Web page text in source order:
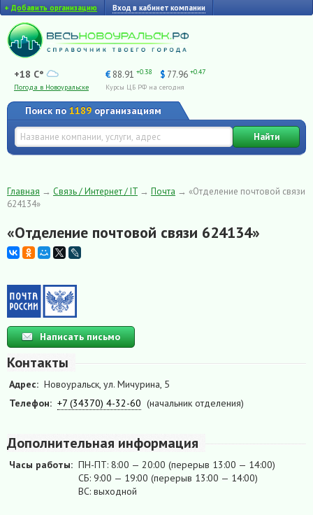
+ Добавить организацию Вход в кабинет компании
+18 C°
Погода в Новоуральске
€ 88.91 +0.38 $ 77.96 +0.47
Курсы ЦБ РФ на сегодня
Поиск по 1189 организациям
Найти
Главная → Связь / Интернет / IT → Почта → «Отделение почтовой связи
624134»
«Отделение почтовой связи 624134»
Написать письмо
Контакты
Адрес: Новоуральск, ул. Мичурина, 5
Телефон: +7 (34370) 4-32-60 (начальник отделения)
Дополнительная информация
Часы работы: ПН-ПТ: 8:00 — 20:00 (перерыв 13:00 — 14:00)
СБ: 9:00 — 19:00 (перерыв 13:00 — 14:00)
ВС: выходной